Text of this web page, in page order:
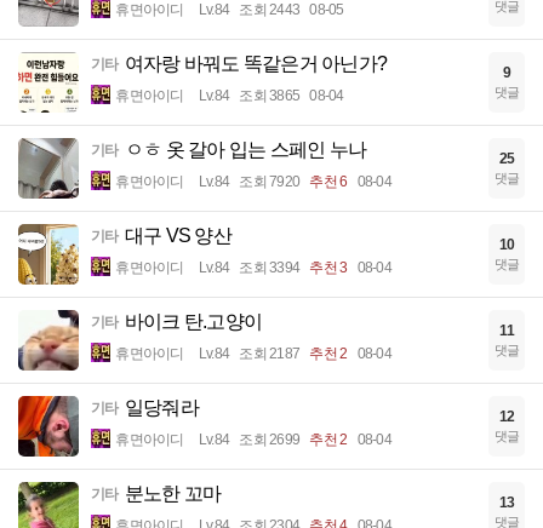
휴면아이디 Lv.84 조회 2443 08-05 댓글
기타 여자랑 바꿔도 똑같은거 아닌가?
휴면아이디 Lv.84 조회 3865 08-04
9
댓글
기타 ㅇㅎ 옷 갈아 입는 스페인 누나
휴면아이디 Lv.84 조회 7920 추천 6 08-04
25
댓글
기타 대구 VS 양산
휴면아이디 Lv.84 조회 3394 추천 3 08-04
10
댓글
기타 바이크 탄.고양이
휴면아이디 Lv.84 조회 2187 추천 2 08-04
11
댓글
기타 일당줘라
휴면아이디 Lv.84 조회 2699 추천 2 08-04
12
댓글
기타 분노한 꼬마 13
댓글